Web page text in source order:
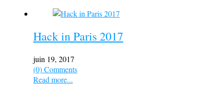
Hack in Paris 2017
juin 19, 2017
(0) Comments
Read more...